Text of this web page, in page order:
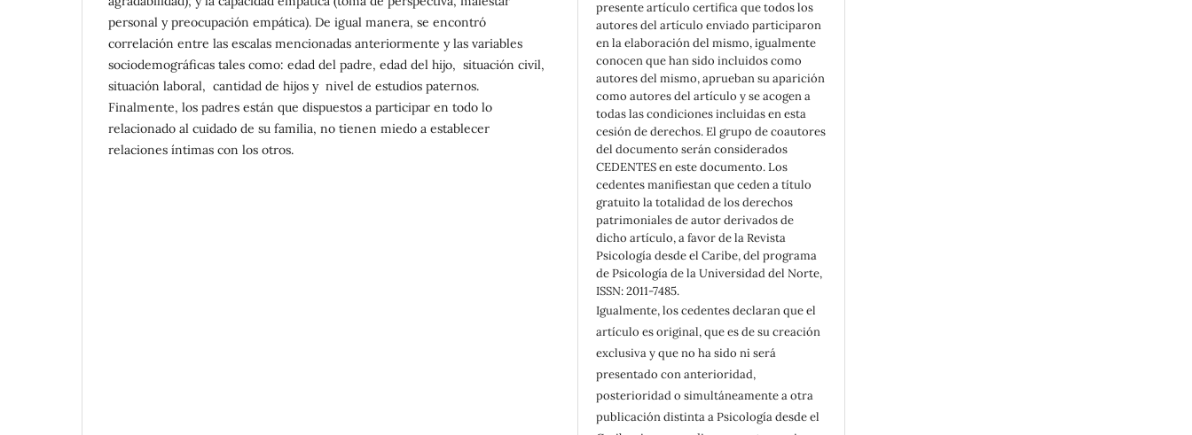
personal y preocupación empática). De igual manera, se encontró
correlación entre las escalas mencionadas anteriormente y las variables
sociodemográficas tales como: edad del padre, edad del hijo, situación civil,
situación laboral, cantidad de hijos y nivel de estudios paternos.
Finalmente, los padres están que dispuestos a participar en todo lo
relacionado al cuidado de su familia, no tienen miedo a establecer
relaciones íntimas con los otros.
presente artículo certifica que todos los
autores del artículo enviado participaron
en la elaboración del mismo, igualmente
conocen que han sido incluidos como
autores del mismo, aprueban su aparición
como autores del artículo y se acogen a
todas las condiciones incluidas en esta
cesión de derechos. El grupo de coautores
del documento serán considerados
CEDENTES en este documento. Los
cedentes manifiestan que ceden a título
gratuito la totalidad de los derechos
patrimoniales de autor derivados de
dicho artículo, a favor de la Revista
Psicología desde el Caribe, del programa
de Psicología de la Universidad del Norte,
ISSN: 2011-7485.
Igualmente, los cedentes declaran que el
artículo es original, que es de su creación
exclusiva y que no ha sido ni será
presentado con anterioridad,
posterioridad o simultáneamente a otra
publicación distinta a Psicología desde el